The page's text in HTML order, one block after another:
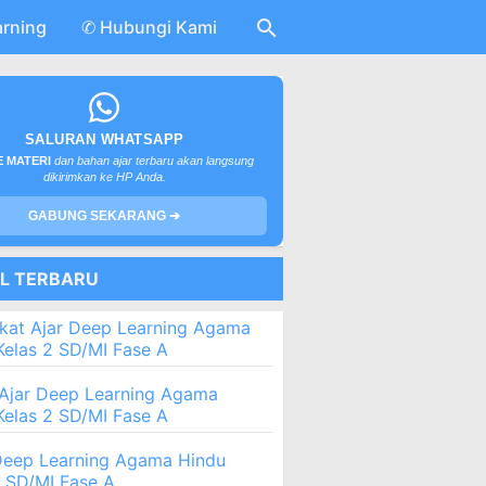
✆ Hubungi Kami
SALURAN WHATSAPP
MATERI dan bahan ajar terbaru akan langsung
dikirimkan ke HP Anda.
GABUNG SEKARANG ➔
TERBARU
Ajar Deep Learning Agama
2 SD/MI Fase A
Deep Learning Agama
2 SD/MI Fase A
Learning Agama Hindu
SD/MI Fase A